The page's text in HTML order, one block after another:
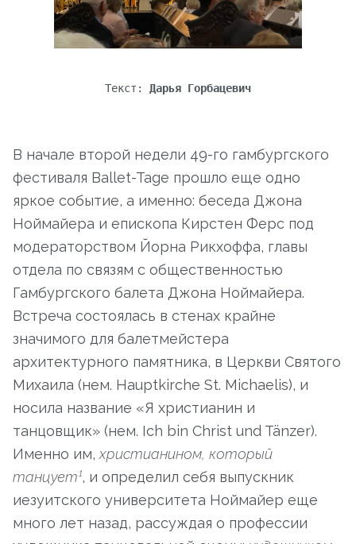
Текст: Дарья Горбацевич
В начале второй недели 49-го гамбургского
фестиваля Ballet-Tage прошло еще одно
яркое событие, а именно: беседа Джона
Ноймайера и епископа Кирстен Ферс под
модераторством Йорна Рикхоффа, главы
отдела по связям с общественностью
Гамбургского балета Джона Ноймайера.
Встреча состоялась в стенах крайне
значимого для балетмейстера
архитектурного памятника, в Церкви Святого
Михаила (нем. Hauptkirche St. Michaelis), и
носила название «Я христианин и
танцовщик» (нем. Ich bin Christ und Tänzer).
Именно им,христианином, который
танцует¹, и определил себя выпускник
иезуитского университета Ноймайер еще
много лет назад, рассуждая о профессии